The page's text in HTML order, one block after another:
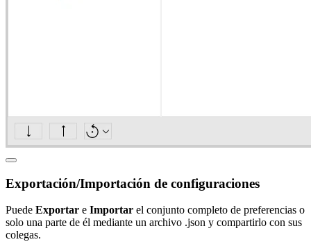
Exportación/Importación de configuraciones
Puede Exportar e Importar el conjunto completo de preferencias o
solo una parte de él mediante un archivo .json y compartirlo con sus
colegas.